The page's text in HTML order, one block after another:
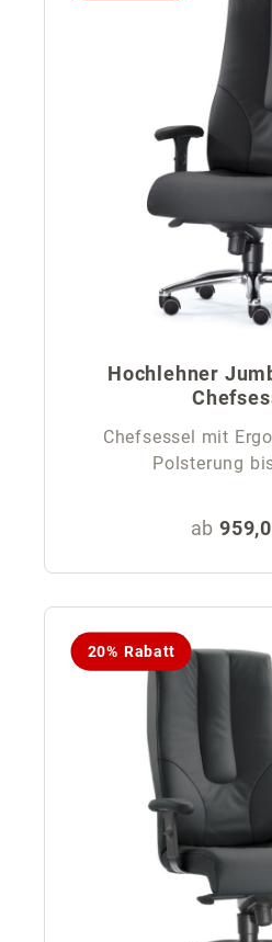
Hochlehner
Chefsessel mit
Polsterung
ab
20% Rabatt